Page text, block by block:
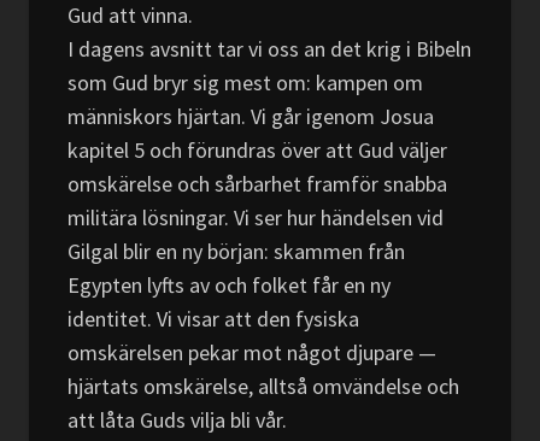
Gud att vinna.
I dagens avsnitt tar vi oss an det krig i Bibeln
som Gud bryr sig mest om: kampen om
människors hjärtan. Vi går igenom Josua
kapitel 5 och förundras över att Gud väljer
omskärelse och sårbarhet framför snabba
militära lösningar. Vi ser hur händelsen vid
Gilgal blir en ny början: skammen från
Egypten lyfts av och folket får en ny
identitet. Vi visar att den fysiska
omskärelsen pekar mot något djupare —
hjärtats omskärelse, alltså omvändelse och
att låta Guds vilja bli vår.